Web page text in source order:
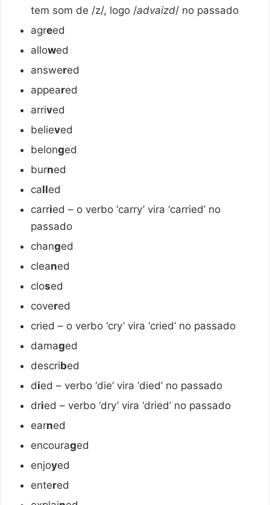
tem som de /z/, logo /advaizd/ no passado
agreed
allowed
answered
appeared
arrived
believed
belonged
burned
called
carried – o verbo ‘carry’ vira ‘carried’ no
passado
changed
cleaned
closed
covered
cried – o verbo ‘cry’ vira ‘cried’ no passado
damaged
described
died – verbo ‘die’ vira ‘died’ no passado
dried – verbo ‘dry’ vira ‘dried’ no passado
earned
encouraged
enjoyed
entered